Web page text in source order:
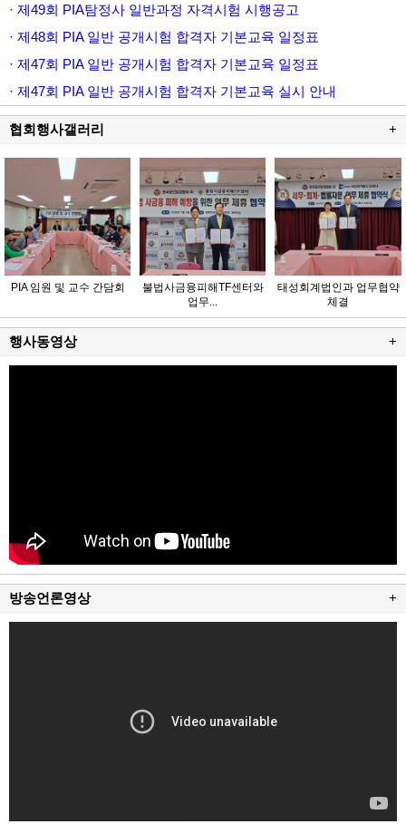
· 제49회 PIA탐정사 일반과정 자격시험 시행공고
· 제48회 PIA 일반 공개시험 합격자 기본교육 일정표
· 제47회 PIA 일반 공개시험 합격자 기본교육 일정표
· 제47회 PIA 일반 공개시험 합격자 기본교육 실시 안내
협회행사갤러리 +
PIA 임원 및 교수 간담회
불법사금융피해TF센터와
업무...
태성회계법인과 업무협약
체결
행사동영상 +
방송언론영상 +